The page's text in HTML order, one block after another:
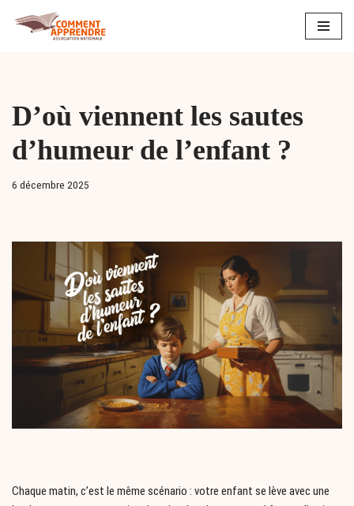
D’où viennent les sautes
d’humeur de l’enfant ?
6 décembre 2025
Chaque matin, c’est le même scénario : votre enfant se lève avec une